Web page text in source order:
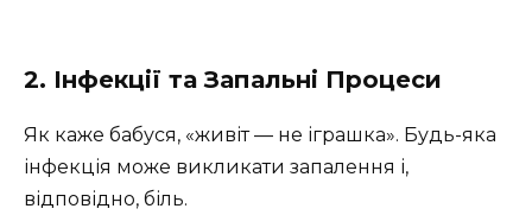
2. Інфекції та Запальні Процеси
Як каже бабуся, «живіт — не іграшка». Будь-яка
інфекція може викликати запалення і,
відповідно, біль.